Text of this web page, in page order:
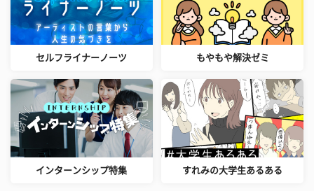
セルフライナーノーツ もやもや解決ゼミ
インターンシップ特集 すれみの大学生あるある